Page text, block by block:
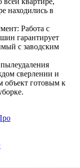
находились в
Работа с
гарантирует
с заводским
сверлении и
объект готовым к